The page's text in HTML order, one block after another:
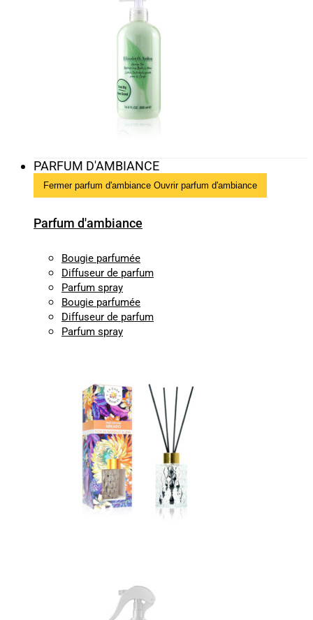
PARFUM D'AMBIANCE
Fermer parfum d'ambiance Ouvrir parfum d'ambiance
Parfum d'ambiance
Bougie parfumée
Diffuseur de parfum
Parfum spray
Bougie parfumée
Diffuseur de parfum
Parfum spray